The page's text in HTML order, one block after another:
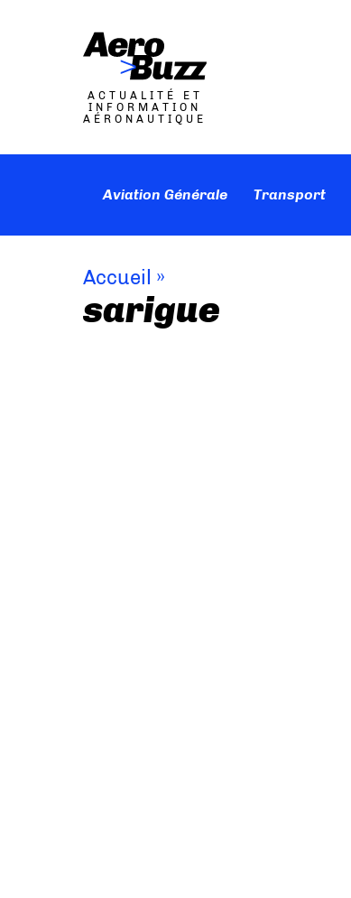
ACTUALITÉ ET
INFORMATION
AÉRONAUTIQUE
Aviation Générale Transport
Accueil »
sarigue